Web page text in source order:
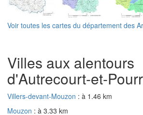
Voir toutes les cartes du département des
Villes aux alentours
d'Autrecourt-et-
Villers-devant-Mouzon : à 1.46 km
Mouzon : à 3.33 km